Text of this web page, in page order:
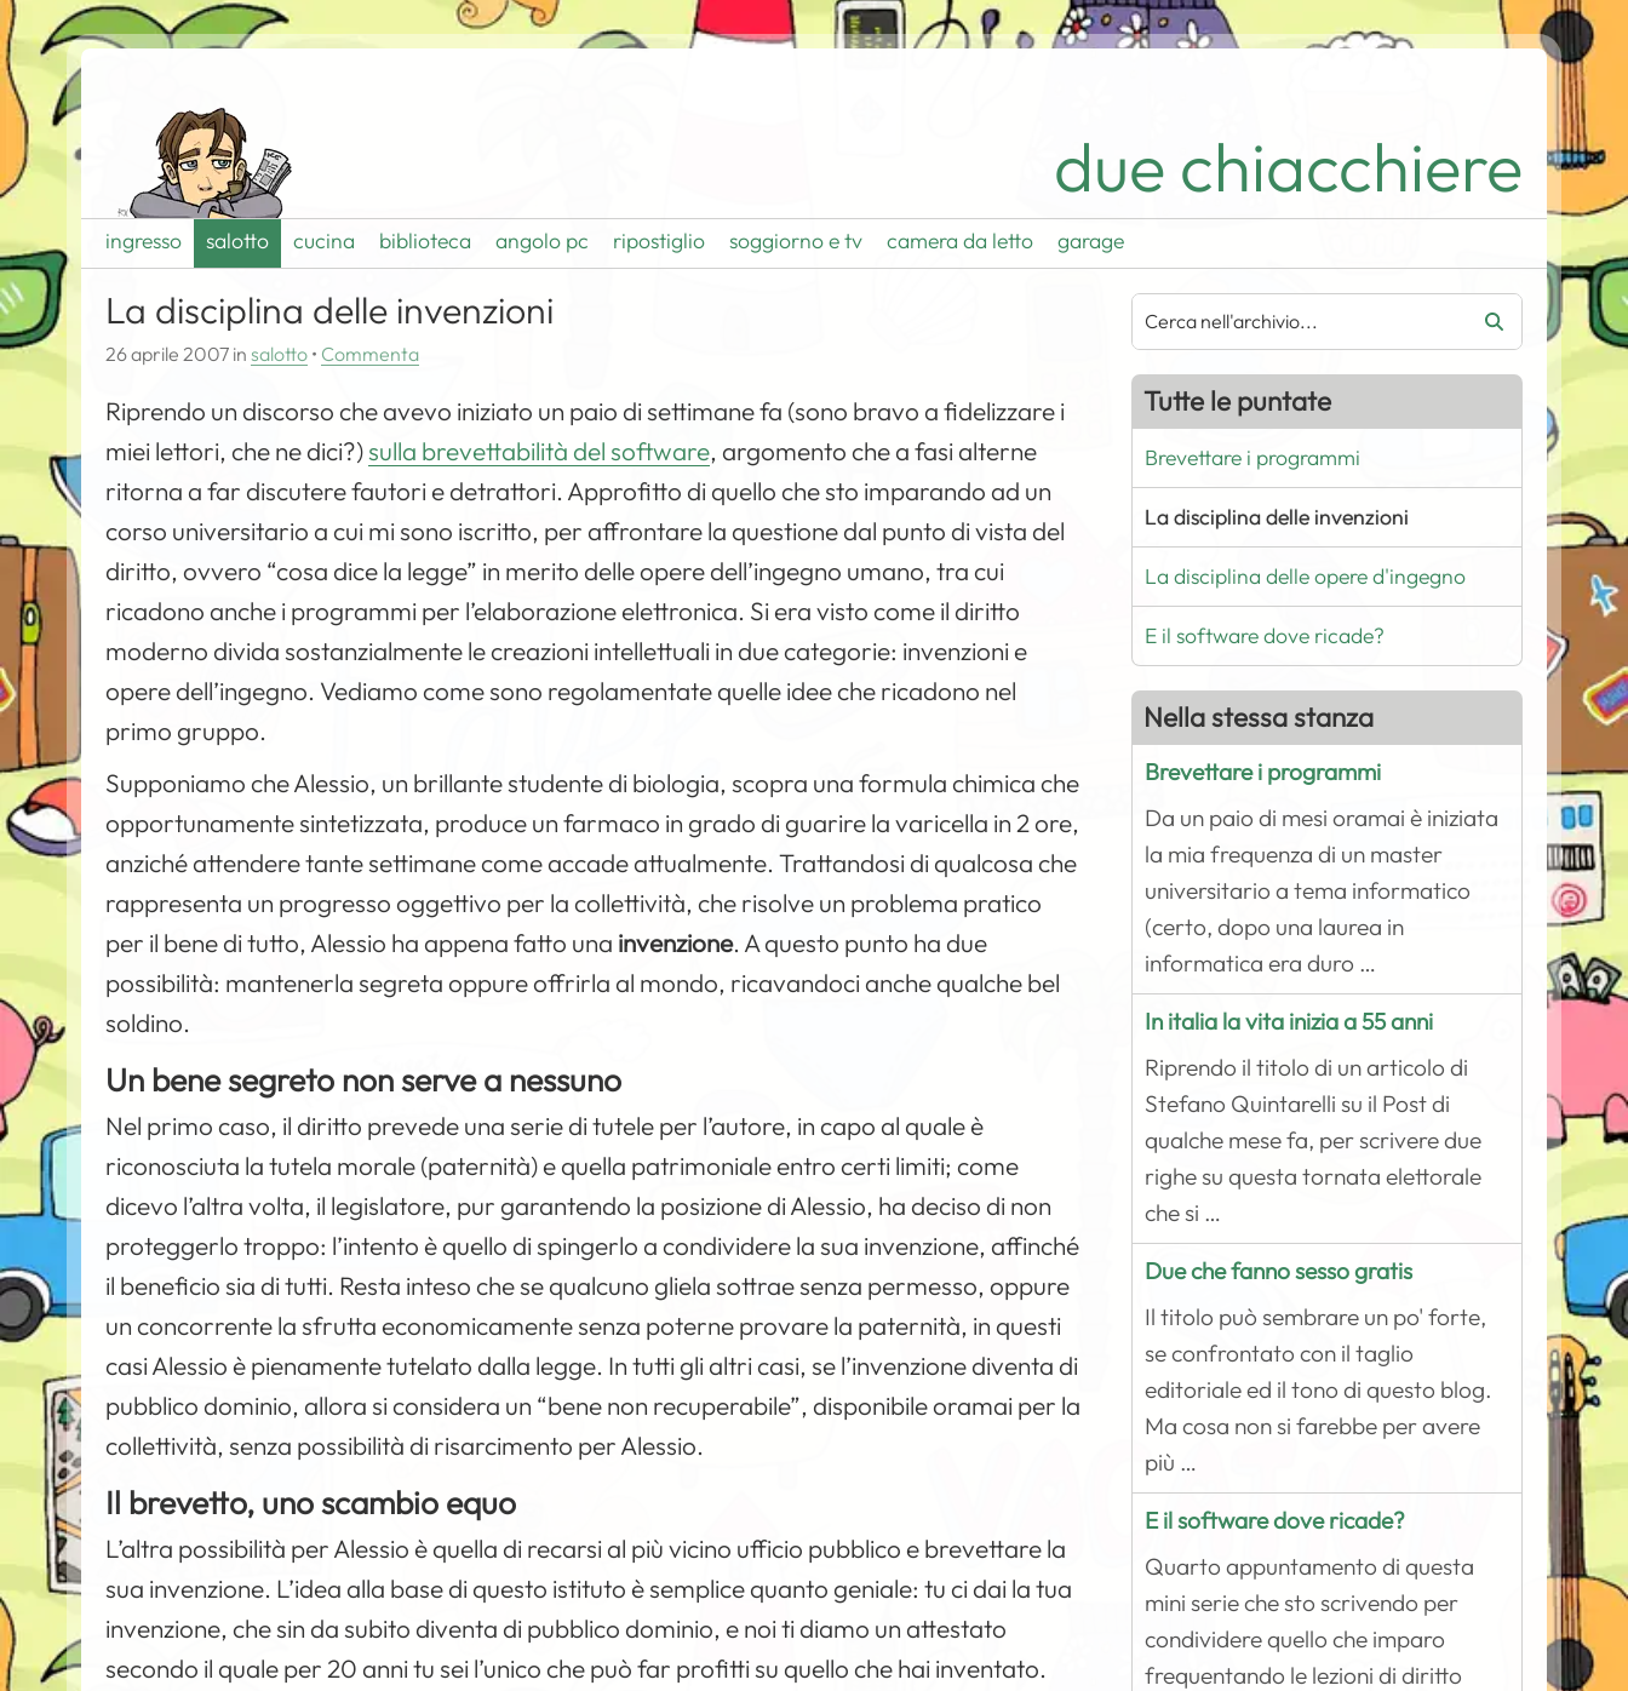
due chiacchiere
ingresso salotto cucina biblioteca angolo pc ripostiglio soggiorno e tv camera da letto garage
La disciplina delle invenzioni
26 aprile 2007 insalotto • Commenta
Riprendo un discorso che avevo iniziato un paio di settimane fa (sono bravo a fidelizzare i
miei lettori, che ne dici?)sulla brevettabilità del software, argomento che a fasi alterne
ritorna a far discutere fautori e detrattori. Approfitto di quello che sto imparando ad un
corso universitario a cui mi sono iscritto, per affrontare la questione dal punto di vista del
diritto, ovvero “cosa dice la legge” in merito delle opere dell’ingegno umano, tra cui
ricadono anche i programmi per l’elaborazione elettronica. Si era visto come il diritto
moderno divida sostanzialmente le creazioni intellettuali in due categorie: invenzioni e
opere dell’ingegno. Vediamo come sono regolamentate quelle idee che ricadono nel
primo gruppo.
Supponiamo che Alessio, un brillante studente di biologia, scopra una formula chimica che
opportunamente sintetizzata, produce un farmaco in grado di guarire la varicella in 2 ore,
anziché attendere tante settimane come accade attualmente. Trattandosi di qualcosa che
rappresenta un progresso oggettivo per la collettività, che risolve un problema pratico
per il bene di tutto, Alessio ha appena fatto una invenzione. A questo punto ha due
possibilità: mantenerla segreta oppure offrirla al mondo, ricavandoci anche qualche bel
soldino.
Un bene segreto non serve a nessuno
Nel primo caso, il diritto prevede una serie di tutele per l’autore, in capo al quale è
riconosciuta la tutela morale (paternità) e quella patrimoniale entro certi limiti; come
dicevo l’altra volta, il legislatore, pur garantendo la posizione di Alessio, ha deciso di non
proteggerlo troppo: l’intento è quello di spingerlo a condividere la sua invenzione, affinché
il beneficio sia di tutti. Resta inteso che se qualcuno gliela sottrae senza permesso, oppure
un concorrente la sfrutta economicamente senza poterne provare la paternità, in questi
casi Alessio è pienamente tutelato dalla legge. In tutti gli altri casi, se l’invenzione diventa di
pubblico dominio, allora si considera un “bene non recuperabile”, disponibile oramai per la
collettività, senza possibilità di risarcimento per Alessio.
Il brevetto, uno scambio equo
L’altra possibilità per Alessio è quella di recarsi al più vicino ufficio pubblico e brevettare la
sua invenzione. L’idea alla base di questo istituto è semplice quanto geniale: tu ci dai la tua
invenzione, che sin da subito diventa di pubblico dominio, e noi ti diamo un attestato
secondo il quale per 20 anni tu sei l’unico che può far profitti su quello che hai inventato.
Tutte le puntate
Brevettare i programmi
La disciplina delle invenzioni
La disciplina delle opere d'ingegno
E il software dove ricade?
Nella stessa stanza
Brevettare i programmi
Da un paio di mesi oramai è iniziata
la mia frequenza di un master
universitario a tema informatico
(certo, dopo una laurea in
informatica era duro …
In italia la vita inizia a 55 anni
Riprendo il titolo di un articolo di
Stefano Quintarelli su il Post di
qualche mese fa, per scrivere due
righe su questa tornata elettorale
che si …
Due che fanno sesso gratis
Il titolo può sembrare un po' forte,
se confrontato con il taglio
editoriale ed il tono di questo blog.
Ma cosa non si farebbe per avere
più …
E il software dove ricade?
Quarto appuntamento di questa
mini serie che sto scrivendo per
condividere quello che imparo
frequentando le lezioni di diritto